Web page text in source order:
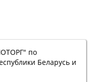
по
Беларусь и